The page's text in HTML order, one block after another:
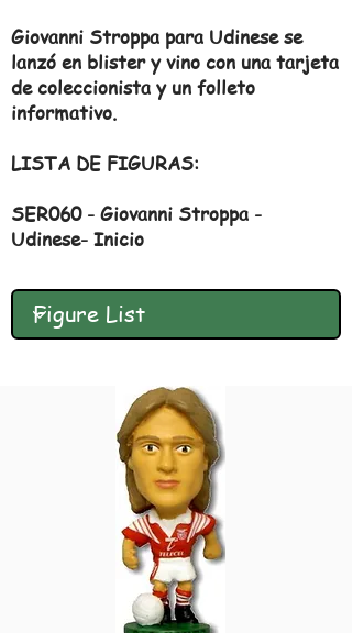
Giovanni Stroppa para Udinese se
lanzó en blister y vino con una tarjeta
de coleccionista y un folleto
informativo.
LISTA DE FIGURAS:
SER060 - Giovanni Stroppa -
Udinese- Inicio